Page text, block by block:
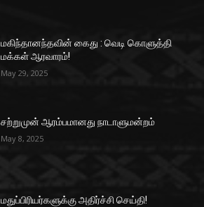
மகிந்தானந்தவின் கைது : வெடி கொளுத்தி
மக்கள் ஆரவாரம்!
May 29, 2025
சற்றுமுன் ஆரம்பமானது நாடாளுமன்றம்
May 8, 2025
மதுப்பிரியர்களுக்கு அதிர்ச்சி செய்தி!